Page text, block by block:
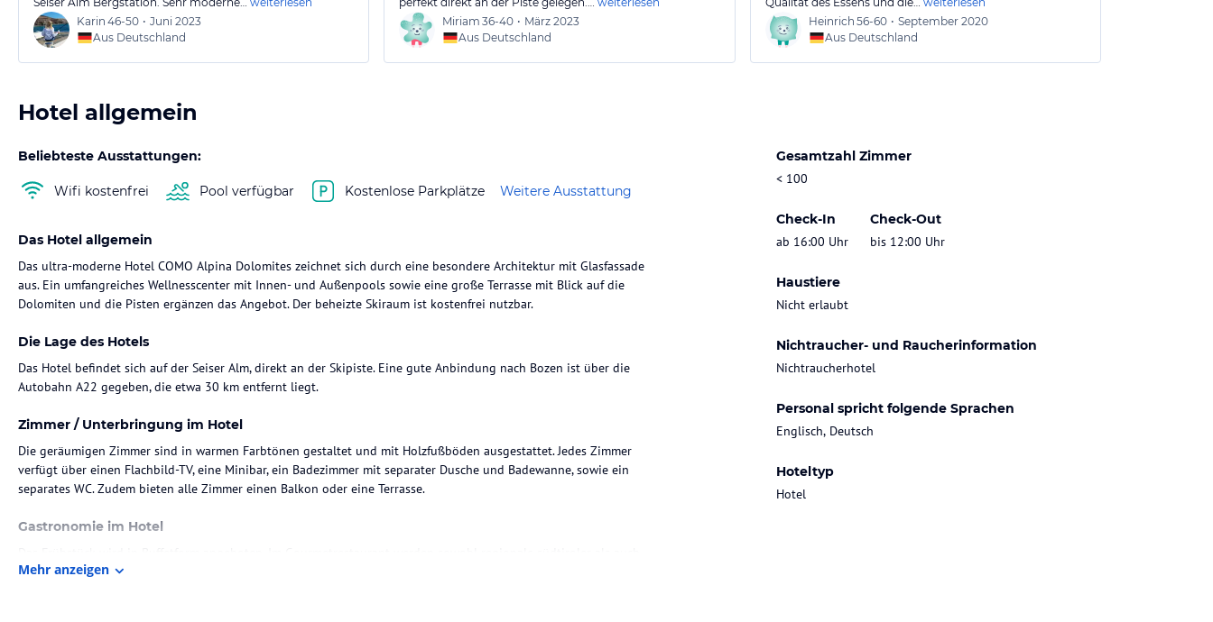
Karin 46-50 • Juni 2023
Aus Deutschland
Miriam 36-40 • März 2023
Aus Deutschland
Heinrich 56-60 • September 2020
Aus Deutschland
Hotel allgemein
Beliebteste Ausstattungen:
Wifi kostenfrei Pool verfügbar Kostenlose Parkplätze Weitere Ausstattung
Gesamtzahl Zimmer
< 100
Check-In
ab 16:00 Uhr
Check-Out
bis 12:00 Uhr
Haustiere
Nicht erlaubt
Nichtraucher- und Raucherinformation
Nichtraucherhotel
Personal spricht folgende Sprachen
Englisch, Deutsch
Hoteltyp
Hotel
Das Hotel allgemein
Das ultra-moderne Hotel COMO Alpina Dolomites zeichnet sich durch eine besondere Architektur mit Glasfassade
aus. Ein umfangreiches Wellnesscenter mit Innen- und Außenpools sowie eine große Terrasse mit Blick auf die
Dolomiten und die Pisten ergänzen das Angebot. Der beheizte Skiraum ist kostenfrei nutzbar.
Die Lage des Hotels
Das Hotel befindet sich auf der Seiser Alm, direkt an der Skipiste. Eine gute Anbindung nach Bozen ist über die
Autobahn A22 gegeben, die etwa 30 km entfernt liegt.
Zimmer / Unterbringung im Hotel
Die geräumigen Zimmer sind in warmen Farbtönen gestaltet und mit Holzfußböden ausgestattet. Jedes Zimmer
verfügt über einen Flachbild-TV, eine Minibar, ein Badezimmer mit separater Dusche und Badewanne, sowie ein
separates WC. Zudem bieten alle Zimmer einen Balkon oder eine Terrasse.
Gastronomie im Hotel
mediterrane Spezialitäten serviert, die als Buffet oder à la carte genossen werden können.
Mehr anzeigen